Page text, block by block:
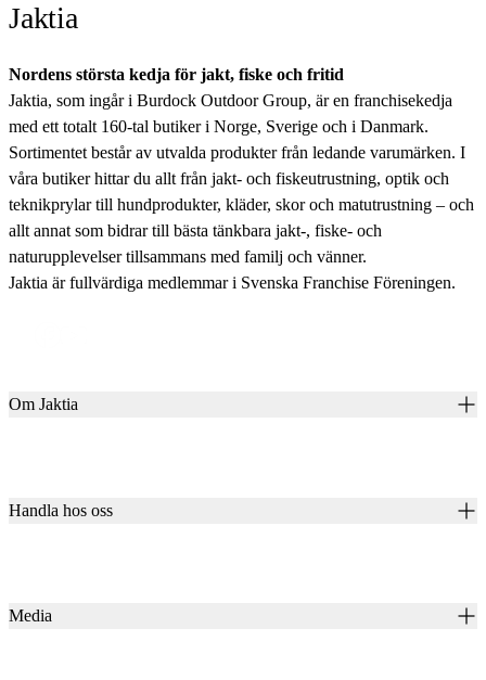
Jaktia
Nordens största kedja för jakt, fiske och fritid
Jaktia, som ingår i Burdock Outdoor Group, är en franchisekedja
med ett totalt 160-tal butiker i Norge, Sverige och i Danmark.
Sortimentet består av utvalda produkter från ledande varumärken. I
våra butiker hittar du allt från jakt- och fiskeutrustning, optik och
teknikprylar till hundprodukter, kläder, skor och matutrustning – och
allt annat som bidrar till bästa tänkbara jakt-, fiske- och
naturupplevelser tillsammans med familj och vänner.
Jaktia är fullvärdiga medlemmar i Svenska Franchise Föreningen.
Om Jaktia
Karriär
Jaktia Brand Guidelines
Handla hos oss
Köpvillkor för företagskunder
Media